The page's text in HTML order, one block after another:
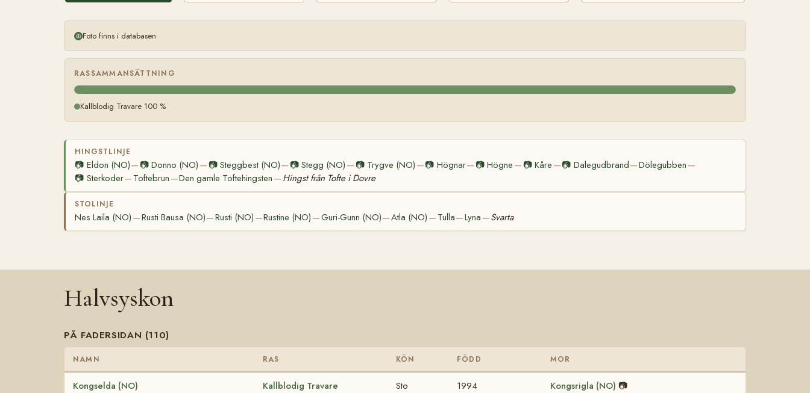
Foto finns i databasen
RASSAMMANSÄTTNING
Kallblodig Travare 100 %
HINGSTLINJE
📷 Eldon (NO)— 📷Donno (NO) — 📷 Steggbest (NO)— 📷 Stegg (NO) — 📷 Trygve (NO) —📷 Högnar— 📷Högne — 📷Kåre —📷 Dalegudbrand—Dölegubben —
📷 Sterkoder— Toftebrun —Den gamle Toftehingsten — Hingst från Tofte i Dovre
STOLINJE
Nes Laila (NO) —Rusti Bausa (NO)—Rusti (NO) —Rustine (NO) —Guri-Gunn (NO)—Atla (NO) — Tulla—Lyna —Svarta
Halvsyskon
PÅ FADERSIDAN (110)
NAMN RAS KÖN FÖDD MOR
Kongselda (NO) Kallblodig Travare Sto 1994 Kongsrigla (NO) 📷